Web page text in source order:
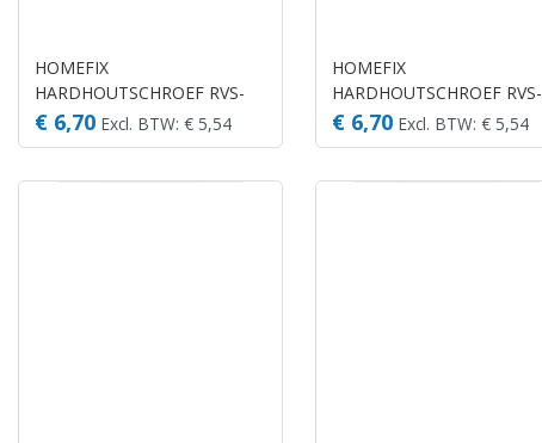
HOMEFIX
HARDHOUTSCHROEF RVS-
410 PK TX-25 5.0X50 (30)
€ 6,70 Excl. BTW: € 5,54
HOMEFIX
HARDHOUTSCHROEF RVS-
410 PK TX-25 5.0X60 (25)
€ 6,70 Excl. BTW: € 5,54